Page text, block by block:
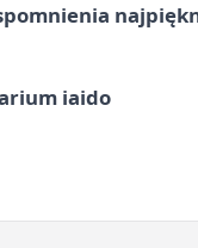
iaido